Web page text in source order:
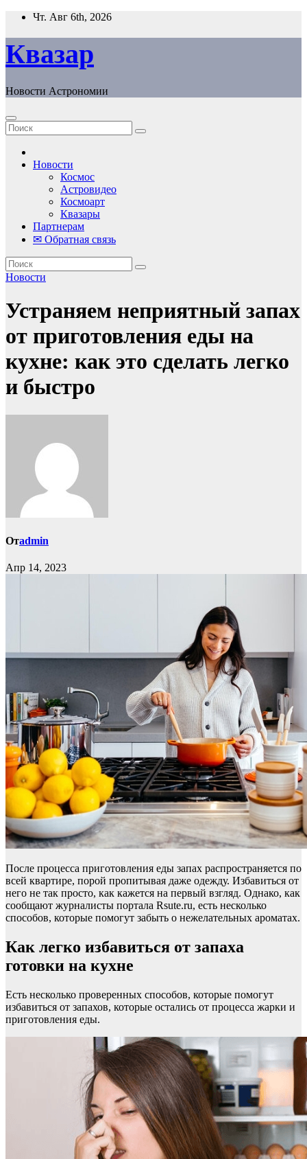
Перейти
содержанию
Чт. Авг 6th, 2026
Квазар
Новости Астрономии
Новости
Космос
Астровидео
Космоарт
Квазары
Партнерам
✉ Обратная связь
Новости
Устраняем неприятный запах
от приготовления еды на
кухне: как это сделать легко
и быстро
Отadmin
Апр 14, 2023
После процесса приготовления еды запах распространяется по
всей квартире, порой пропитывая даже одежду. Избавиться от
него не так просто, как кажется на первый взгляд. Однако, как
сообщают журналисты портала Rsute.ru, есть несколько
способов, которые помогут забыть о нежелательных ароматах.
Как легко избавиться от запаха
готовки на кухне
Есть несколько проверенных способов, которые помогут
избавиться от запахов, которые остались от процесса жарки и
приготовления еды.